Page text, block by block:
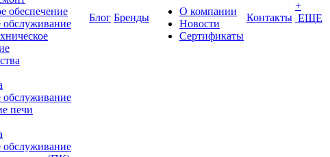
обеспечение
обслуживание
обслуживание
печи
обслуживание
Блог Бренды
О компании
Новости
Сертификаты
Контакты
+
ЕЩЕ